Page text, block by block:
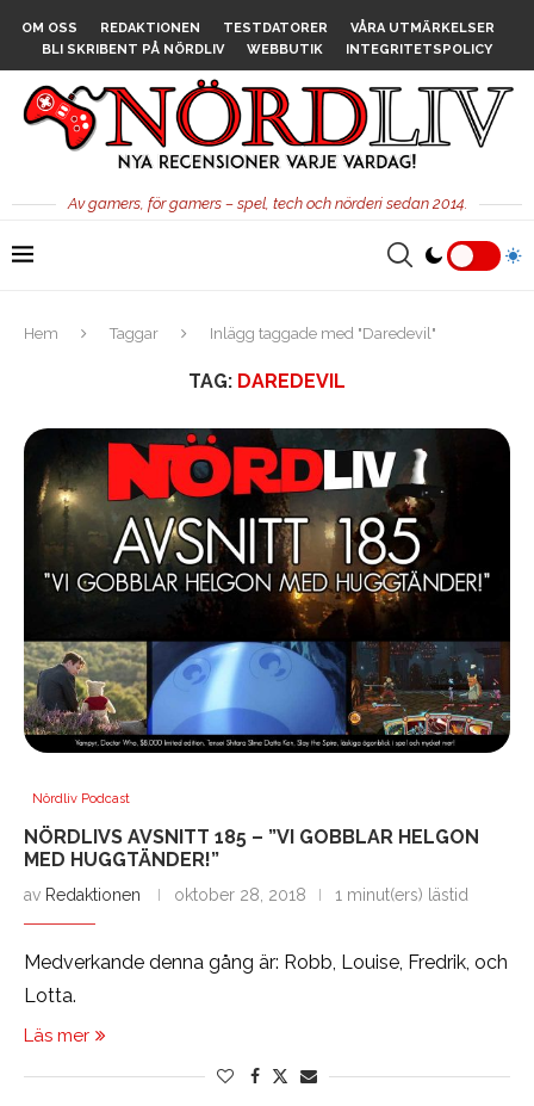
OM OSS REDAKTIONEN TESTDATORER
VÅRA UTMÄRKELSER
BLI SKRIBENT PÅ NÖRDLIV
WEBBUTIK INTEGRITETSPOLICY
Av gamers, för gamers – spel, tech och nörderi sedan 2014.
Hem Taggar Inlägg taggade med "Daredevil"
TAG: DAREDEVIL
Nördliv Podcast
NÖRDLIVS AVSNITT 185 – ”VI GOBBLAR HELGON
MED HUGGTÄNDER!”
av Redaktionen oktober 28, 2018 1 minut(ers) lästid
Medverkande denna gång är: Robb, Louise, Fredrik, och
Lotta.
Läs mer